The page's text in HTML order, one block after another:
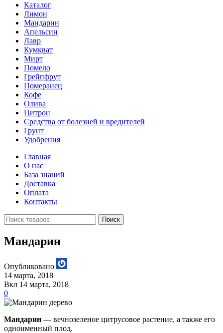
Каталог
Лимон
Мандарин
Апельсин
Лавр
Кумкват
Мирт
Помело
Грейпфрут
Померанец
Кофе
Олива
Цитрон
Средства от болезней и вредителей
Грунт
Удобрения
Главная
О нас
База знаний
Доставка
Оплата
Контакты
Поиск
Мандарин
Опубликовано
14 марта, 2018
Вкл 14 марта, 2018
0
Мандарин — вечнозеленое цитрусовое растение, а также его
одноименный плод.